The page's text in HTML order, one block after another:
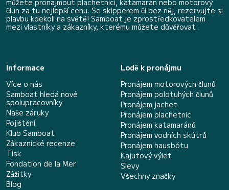
můžete pronajmout plachetnici, katamarán nebo motorový
člun za tu nejlepší cenu. Se skipperem či bez něj, rezervujte si
plavbu kdekoli na světě! Samboat je zprostředkovatelem
mezi vlastníky a zákazníky, kterému můžete důvěřovat.
Informace
Více o nás
Samboat hledá nové
spolupracovníky
Naše záruky
Pojištění
Klub Samboat
Zákaznické recenze
Tisk
Fondation de la Mer
Zážitky
Blog
Lodě k pronájmu
Pronájem motorových člunů
Pronájem polotuhých člunů
Pronájem jachet
Pronájem plachetnic
Pronájem katamaránů
Pronájem vodních skútrů
Pronájem hausbótu
Kajutový výlet
Slevy
Všechny značky